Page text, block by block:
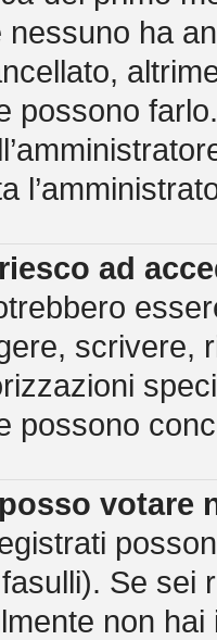
nessuno ha
possono
ad
scrivere,
possono
votare
Se sei
non hai